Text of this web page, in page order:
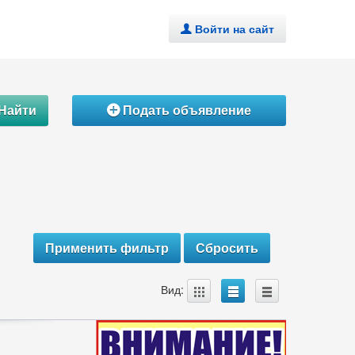
. Войти на сайт
ÁПодать объявление
Вид: A B C